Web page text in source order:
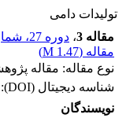
تولیدات دامی
مقاله 3
، دوره 27، شماره 3
مقاله (1.47 M
)
نوع مقاله: مقاله
شناسه دیجیتال (DOI):
نویسندگان